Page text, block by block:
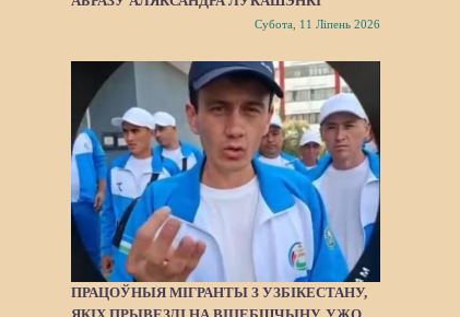
Субота, 11 Ліпень 2026
ПРАЦОЎНЫЯ МІГРАНТЫ З УЗБІКЕСТАНУ,